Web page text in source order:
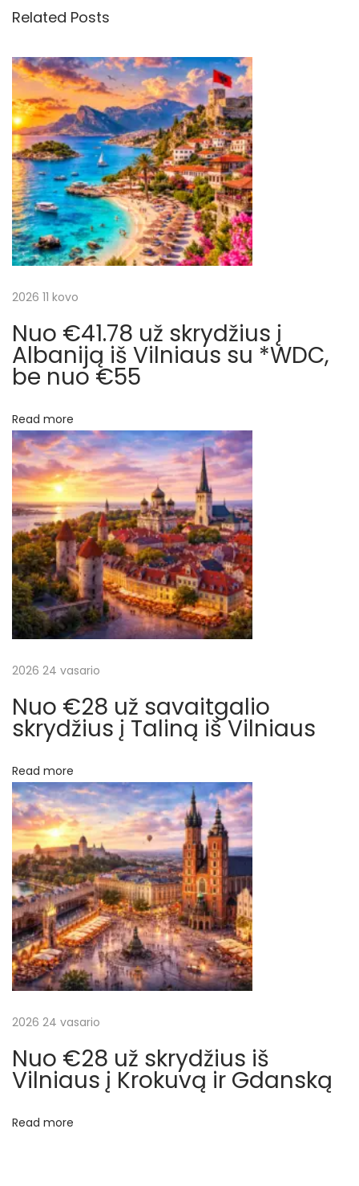
i
g
a
c
i
j
a
t
a
r
p
į
r
a
š
ų
o
s
p
o
s
t
:
7
u
ž
p
a
v
a
s
a
r
i
s
a
v
a
t
ę
K
r
e
t
o
j
e
,
į
k
n
į
s
k
a
i
č
i
u
o
t
s
r
y
Related Posts
2026 11 kovo
Nuo €41.78 už skrydžius į
Albaniją iš Vilniaus su *WDC,
be nuo €55
Read more
2026 24 vasario
Nuo €28 už savaitgalio
skrydžius į Taliną iš Vilniaus
Read more
2026 24 vasario
Nuo €28 už skrydžius iš
Vilniaus į Krokuvą ir Gdanską
Read more